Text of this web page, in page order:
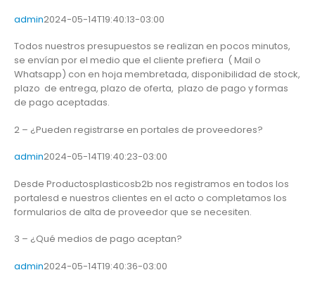
admin2024-05-14T19:40:13-03:00
Todos nuestros presupuestos se realizan en pocos minutos,
se envían por el medio que el cliente prefiera ( Mail o
Whatsapp) con en hoja membretada, disponibilidad de stock,
plazo de entrega, plazo de oferta, plazo de pago y formas
de pago aceptadas.
2 – ¿Pueden registrarse en portales de proveedores?
admin2024-05-14T19:40:23-03:00
Desde Productosplasticosb2b nos registramos en todos los
portalesd e nuestros clientes en el acto o completamos los
formularios de alta de proveedor que se necesiten.
3 – ¿Qué medios de pago aceptan?
admin2024-05-14T19:40:36-03:00